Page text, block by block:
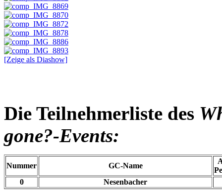
[Zeige als Diashow]
Die Teilnehmerliste des
gone?-Events:
Nummer GC-Name
0
Nesenbacher